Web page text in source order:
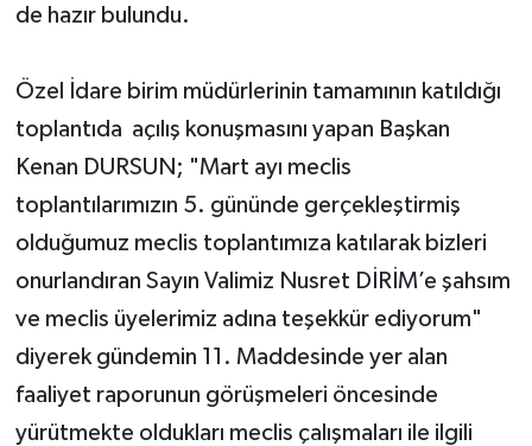
de hazır bulundu.
Özel İdare birim müdürlerinin tamamının katıldığı
toplantıda açılış konuşmasını yapan Başkan
Kenan DURSUN; "Mart ayı meclis
toplantılarımızın 5. gününde gerçekleştirmiş
olduğumuz meclis toplantımıza katılarak bizleri
onurlandıran Sayın Valimiz Nusret DİRİM’e şahsım
ve meclis üyelerimiz adına teşekkür ediyorum"
diyerek gündemin 11. Maddesinde yer alan
faaliyet raporunun görüşmeleri öncesinde
yürütmekte oldukları meclis çalışmaları ile ilgili